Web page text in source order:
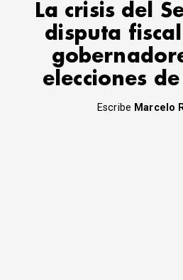
La crisis del
disputa
elecciones
Escribe Marcelo